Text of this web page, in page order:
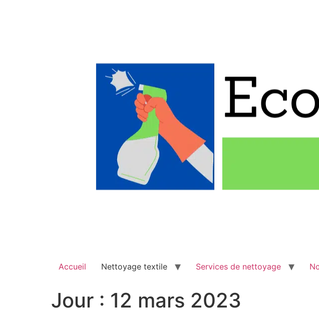
Accueil Nettoyage textile Services de nettoyage
Jour : 12 mars 2023